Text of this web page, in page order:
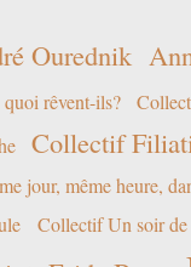
Ourednik
rêvent-ils?
Collectif
jour, même heure,
Collectif Un soir